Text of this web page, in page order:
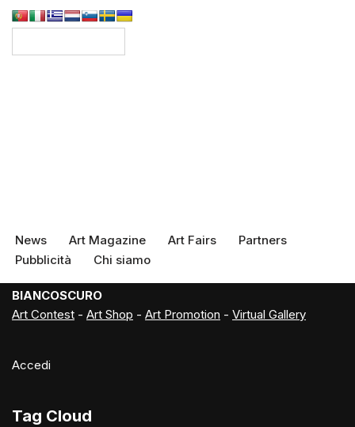
News Art Magazine Art Fairs
Partners
Pubblicità
Chi siamo
BIANCOSCURO
Art Contest - Art Shop - Art Promotion - Virtual Gallery
Accedi
Tag Cloud